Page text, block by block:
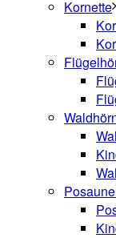
Kornette